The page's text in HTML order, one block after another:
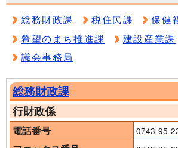
総務財政課 税住民課
保健
希望のまち推進課
建設産業課
議会事務局
総務財政課
行財政係
電話番号 0743-95-